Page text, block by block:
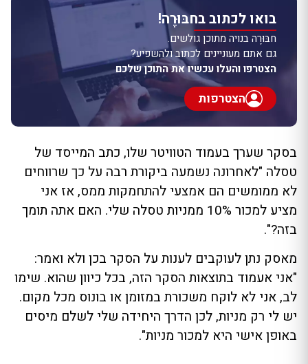
בואו לכתוב בחבּוּרֶה!
חבּוּרֶה בנויה מתוכן גולשים.
גם אתם מעוניינים לכתוב ולהשפיע?
הצטרפו והעלו עכשיו את התוכן שלכם
הצטרפות
בסקר שערך בעמוד הטוויטר שלו, כתב המייסד של
טסלה "לאחרונה נשמעה ביקורת רבה על כך שרווחים
לא ממומשים הם אמצעי להתחמקות ממס, אז אני
מציע למכור 10% ממניות טסלה שלי. האם אתה תומך
בזה?".
מאסק נתן לעוקבים לענות על הסקר בכן ולא ואמר:
"אני אעמוד בתוצאות הסקר הזה, בכל כיוון שהוא. שימו
לב, אני לא לוקח משכורת במזומן או בונוס מכל מקום.
יש לי רק מניות, לכן הדרך היחידה שלי לשלם מיסים
באופן אישי היא למכור מניות".